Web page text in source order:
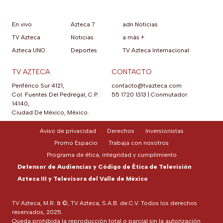
En vivo
TV Azteca
Azteca UNO
Azteca 7
Noticias
Deportes
adn Noticias
a más +
TV Azteca Internacional
TV AZTECA
Periférico Sur 4121,
Col. Fuentes Del Pedregal, C.P.
14140,
Ciudad De México, México.
CONTACTO
contacto@tvazteca.com
55 1720 1313 | Conmutador
TV Azteca, M.R. & ©, TV Azteca, S.A.B. de C.V. Todos los derechos
reservados, 2025.
Queda prohibida la reproducción total o parcial sin la autorización
Aviso de privacidad Derechos
Inversionistas
Promo Espacio
Trabaja con nosotros
Programa de ética, integridad y cumplimiento
Defensor de Audiencias y Código de Ética de Televisión
Azteca III y Televisora del Valle de México